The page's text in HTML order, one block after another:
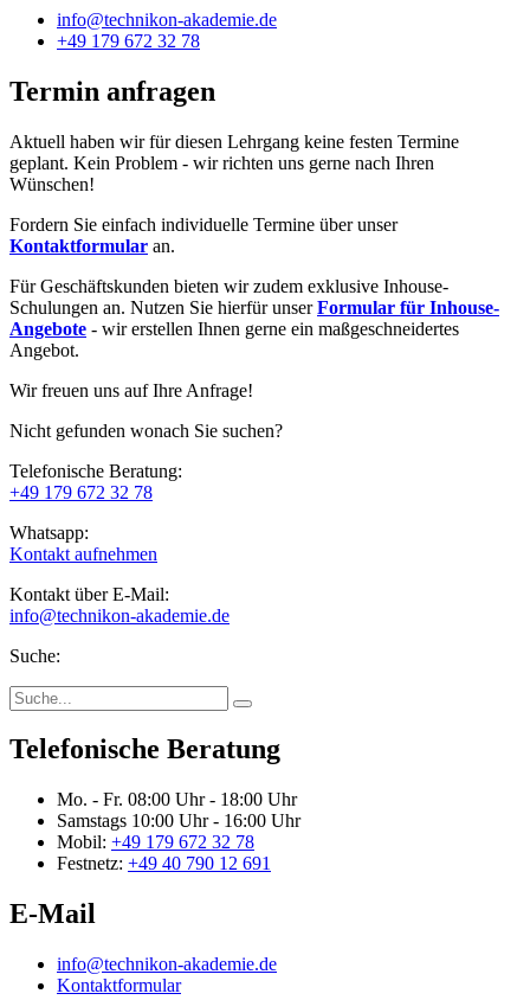
info@technikon-akademie.de
+49 179 672 32 78
Termin anfragen
Aktuell haben wir für diesen Lehrgang keine festen Termine
geplant. Kein Problem - wir richten uns gerne nach Ihren
Wünschen!
Fordern Sie einfach individuelle Termine über unser
Kontaktformular an.
Für Geschäftskunden bieten wir zudem exklusive Inhouse-
Schulungen an. Nutzen Sie hierfür unserFormular für Inhouse-
Angebote - wir erstellen Ihnen gerne ein maßgeschneidertes
Angebot.
Wir freuen uns auf Ihre Anfrage!
Nicht gefunden wonach Sie suchen?
Telefonische Beratung:
+49 179 672 32 78
Whatsapp:
Kontakt aufnehmen
Kontakt über E-Mail:
info@technikon-akademie.de
Suche:
Telefonische Beratung
Mo. - Fr. 08:00 Uhr - 18:00 Uhr
Samstags 10:00 Uhr - 16:00 Uhr
Mobil: +49 179 672 32 78
Festnetz: +49 40 790 12 691
E-Mail
info@technikon-akademie.de
Kontaktformular